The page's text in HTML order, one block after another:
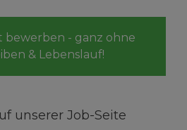
bewerben - ganz ohne
& Lebenslauf!
unserer Job-Seite